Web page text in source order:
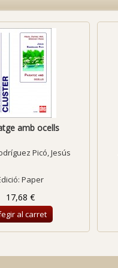
amb ocells
Picó, Jesús
Paper
17,68 €
al carret